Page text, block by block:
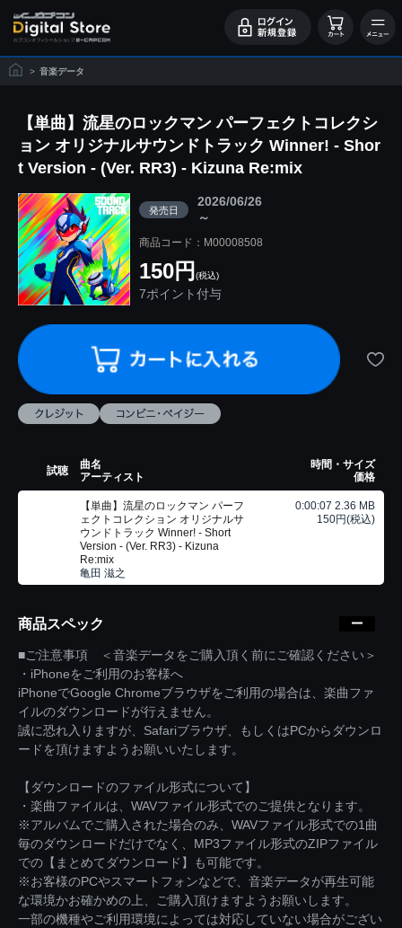
> 音楽データ
【単曲】流星のロックマン パーフェクトコレクシ
ョン オリジナルサウンドトラック Winner! - Shor
t Version - (Ver. RR3) - Kizuna Re:mix
発売日
2026/06/26
～
商品コード：M00008508
150円 (税込)
7ポイント付与
試聴
曲名
アーティスト
時間・サイズ
価格
【単曲】流星のロックマン パーフ
ェクトコレクション オリジナルサ
ウンドトラック Winner! - Short
Version - (Ver. RR3) - Kizuna
Re:mix
亀田 滋之
0:00:07 2.36 MB
150円(税込)
商品スペック
■ご注意事項 ＜音楽データをご購入頂く前にご確認ください＞
・iPhoneをご利用のお客様へ
iPhoneでGoogle Chromeブラウザをご利用の場合は、楽曲ファ
イルのダウンロードが行えません。
誠に恐れ入りますが、Safariブラウザ、もしくはPCからダウンロ
ードを頂けますようお願いいたします。
【ダウンロードのファイル形式について】
・楽曲ファイルは、WAVファイル形式でのご提供となります。
※アルバムでご購入された場合のみ、WAVファイル形式での1曲
毎のダウンロードだけでなく、MP3ファイル形式のZIPファイル
での【まとめてダウンロード】も可能です。
※お客様のPCやスマートフォンなどで、音楽データが再生可能
な環境かお確かめの上、ご購入頂けますようお願いします。
一部の機種やご利用環境によっては対応していない場合がござい